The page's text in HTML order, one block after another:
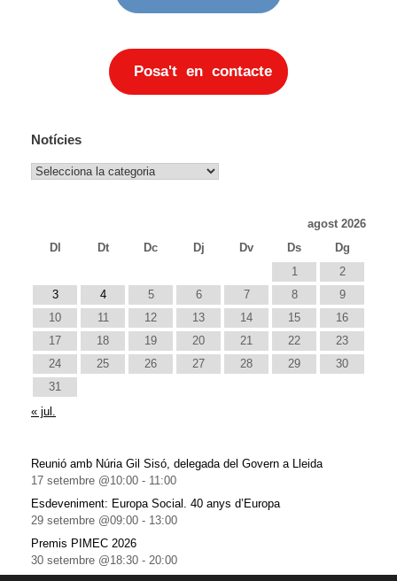
Posa't en contacte
Notícies
Notícies
agost 2026
Dl
Dt Dc Dj Dv Ds
Dg
1
2
3
4 5 6 7 8
9
10
11 12 13 14 15
16
17
18 19 20 21 22
23
24
25 26 27 28 29
30
31
« jul.
Reunió amb Núria Gil Sisó, delegada del Govern a Lleida
17 setembre @10:00 - 11:00
Esdeveniment: Europa Social. 40 anys d’Europa
29 setembre @09:00 - 13:00
Premis PIMEC 2026
30 setembre @18:30 - 20:00